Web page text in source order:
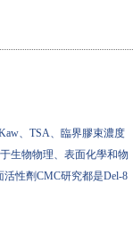
、TSA、臨界膠束濃度
生物物理、表面化學和物
性劑CMC研究都是Del-8